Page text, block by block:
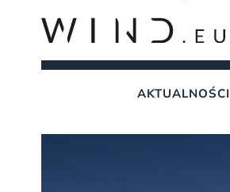
AKTUALNOŚCI